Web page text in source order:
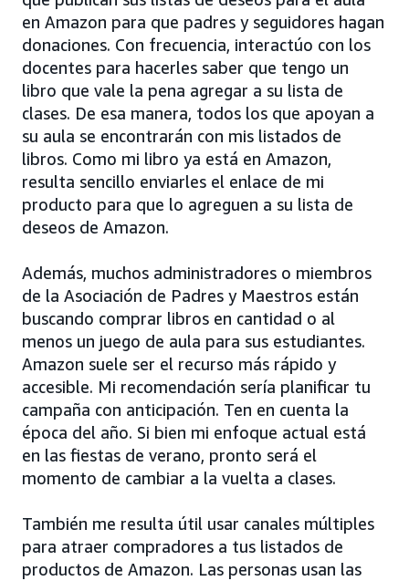
en Amazon para que padres y seguidores hagan
donaciones. Con frecuencia, interactúo con los
docentes para hacerles saber que tengo un
libro que vale la pena agregar a su lista de
clases. De esa manera, todos los que apoyan a
su aula se encontrarán con mis listados de
libros. Como mi libro ya está en Amazon,
resulta sencillo enviarles el enlace de mi
producto para que lo agreguen a su lista de
deseos de Amazon.
Además, muchos administradores o miembros
de la Asociación de Padres y Maestros están
buscando comprar libros en cantidad o al
menos un juego de aula para sus estudiantes.
Amazon suele ser el recurso más rápido y
accesible. Mi recomendación sería planificar tu
campaña con anticipación. Ten en cuenta la
época del año. Si bien mi enfoque actual está
en las fiestas de verano, pronto será el
momento de cambiar a la vuelta a clases.
También me resulta útil usar canales múltiples
para atraer compradores a tus listados de
productos de Amazon. Las personas usan las